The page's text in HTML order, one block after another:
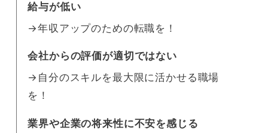
給与が低い
→年収アップのための転職を！
会社からの評価が適切ではない
→自分のスキルを最大限に活かせる職場
を！
業界や企業の将来性に不安を感じる